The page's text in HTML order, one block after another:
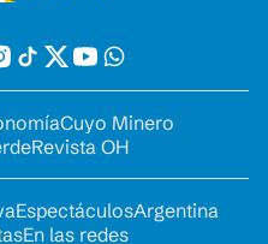
Cuyo Minero
Revista OH
EspectáculosArgentina
En las redes